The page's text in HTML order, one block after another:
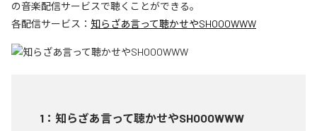
の音楽配信サービスで聴くことができる。
各配信サービス： 知らざあ言って聴かせやSHOOOWWW
1 ： 知らざあ言って聴かせやSHOOOWWW